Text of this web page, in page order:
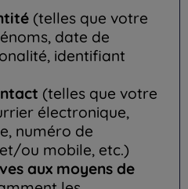
(telles que votre
date de
identifiant
(telles que votre
électronique,
numéro de
ou mobile, etc.)
aux moyens de